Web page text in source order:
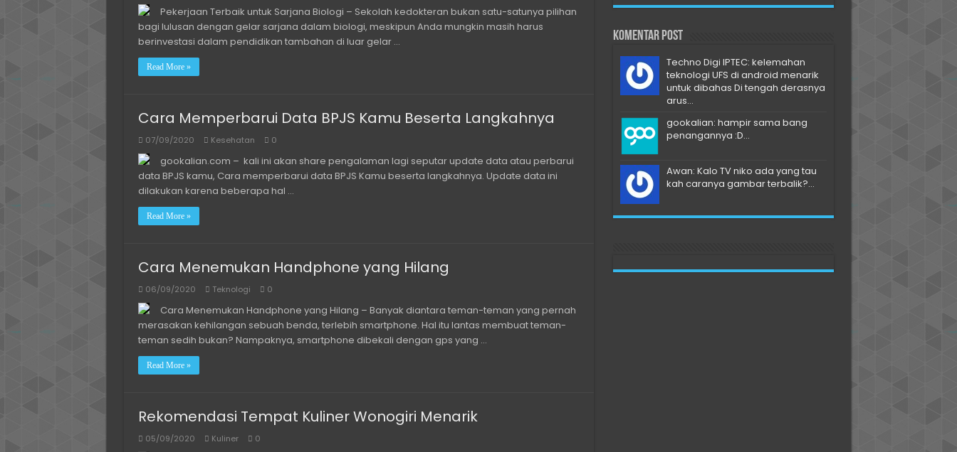
Pekerjaan Terbaik untuk Sarjana Biologi – Sekolah kedokteran bukan satu-satunya pilihan
bagi lulusan dengan gelar sarjana dalam biologi, meskipun Anda mungkin masih harus
berinvestasi dalam pendidikan tambahan di luar gelar …
Read More »
Cara Memperbarui Data BPJS Kamu Beserta Langkahnya
07/09/2020 Kesehatan 0
gookalian.com – kali ini akan share pengalaman lagi seputar update data atau perbarui
data BPJS kamu, Cara memperbarui data BPJS Kamu beserta langkahnya. Update data ini
dilakukan karena beberapa hal …
Read More »
Cara Menemukan Handphone yang Hilang
06/09/2020 Teknologi 0
Cara Menemukan Handphone yang Hilang – Banyak diantara teman-teman yang pernah
merasakan kehilangan sebuah benda, terlebih smartphone. Hal itu lantas membuat teman-
teman sedih bukan? Nampaknya, smartphone dibekali dengan gps yang …
Read More »
Rekomendasi Tempat Kuliner Wonogiri Menarik
05/09/2020 Kuliner 0
Komentar Post
Techno Digi IPTEC: kelemahan
teknologi UFS di android menarik
untuk dibahas Di tengah derasnya
arus...
gookalian: hampir sama bang
penangannya :D...
Awan: Kalo TV niko ada yang tau
kah caranya gambar terbalik?...